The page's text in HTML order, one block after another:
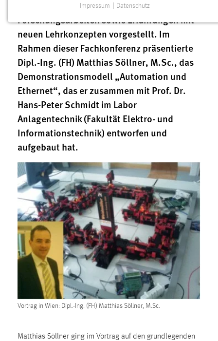
wurden Ergebnisse aus aktuellen
Forschungsarbeiten sowie Erfahrungen mit
neuen Lehrkonzepten vorgestellt. Im
Rahmen dieser Fachkonferenz präsentierte
Dipl.-Ing. (FH) Matthias Söllner, M.Sc., das
Demonstrationsmodell „Automation und
Ethernet“, das er zusammen mit Prof. Dr.
Hans-Peter Schmidt im Labor
Anlagentechnik (Fakultät Elektro- und
Informationstechnik) entworfen und
aufgebaut hat.
Vortrag in Wien: Dipl.-Ing. (FH) Matthias Söllner, M.Sc.
Matthias Söllner ging im Vortrag auf den grundlegenden
Notwendige Cookies ermöglichen grundlegende
Funktionen und sind für die einwandfreie Funktion der
Website erforderlich.
Einverständnis
Name:
cookie_consent
Zweck:
Dieser Cookie speichert die ausgewählten Einverständnis-
Optionen des Benutzers
Cookie Laufzeit:
1 Jahr
Performance
Name:
staticfilecache
Zweck:
Für performante Seitenauslieferung wird in diesem Cookie
gespeichert, ob man eingeloggt ist.
Sprachpräferenz
Impressum Datenschutz